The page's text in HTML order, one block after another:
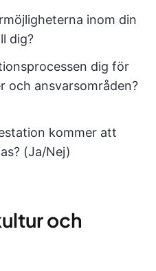
inom din
dig?
dig för
och ansvarsområden?
kommer att
(Ja/Nej)
och